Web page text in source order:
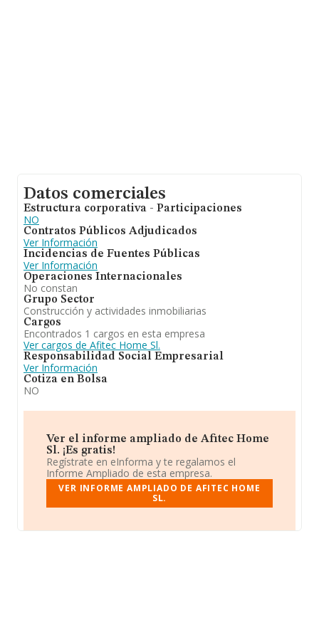
Datos comerciales
Estructura corporativa - Participaciones
NO
Contratos Públicos Adjudicados
Ver Información
Incidencias de Fuentes Públicas
Ver Información
Operaciones Internacionales
No constan
Grupo Sector
Construcción y actividades inmobiliarias
Cargos
Encontrados 1 cargos en esta empresa
Ver cargos de Afitec Home Sl.
Responsabilidad Social Empresarial
Ver Información
Cotiza en Bolsa
NO
Ver el informe ampliado de Afitec Home
Sl. ¡Es gratis!
Regístrate en eInforma y te regalamos el
Informe Ampliado de esta empresa.
VER INFORME AMPLIADO DE AFITEC HOME
SL.